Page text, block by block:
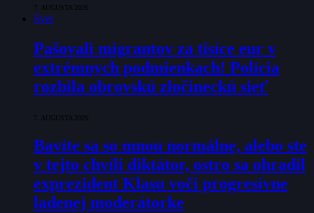
7. AUGUSTA 2026
Svet
Pašovali migrantov za tisíce eur v
extrémnych podmienkach! Polícia
rozbila obrovskú zločineckú sieť
7. AUGUSTA 2026
Bavíte sa so mnou normálne, alebo ste
v tejto chvíli diktátor, ostro sa ohradil
exprezident Klasu voči progresívne
ladenej moderátorke